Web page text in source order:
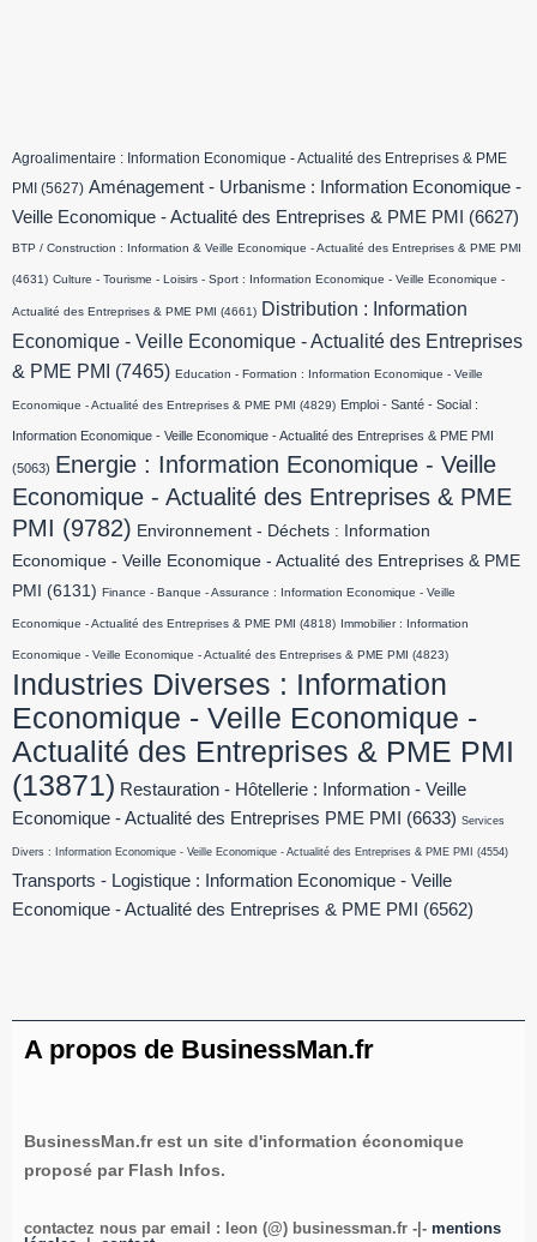
Agroalimentaire : Information Economique - Actualité des Entreprises & PME
PMI (5627) Aménagement - Urbanisme : Information Economique -
Veille Economique - Actualité des Entreprises & PME PMI
(6627)
BTP / Construction : Information & Veille Economique - Actualité des Entreprises & PME PMI
(4631) Culture - Tourisme - Loisirs - Sport : Information Economique - Veille Economique -
Actualité des Entreprises & PME PMI (4661) Distribution : Information
Economique - Veille Economique - Actualité des Entreprises
& PME PMI
(7465) Education - Formation : Information Economique - Veille
Economique - Actualité des Entreprises & PME PMI (4829) Emploi - Santé - Social :
Information Economique - Veille Economique - Actualité des Entreprises & PME PMI
(5063) Energie : Information Economique - Veille
Economique - Actualité des Entreprises & PME
PMI (9782) Environnement - Déchets : Information
Economique - Veille Economique - Actualité des Entreprises & PME
PMI
(6131) Finance - Banque - Assurance : Information Economique - Veille
Economique - Actualité des Entreprises & PME PMI (4818) Immobilier : Information
Economique - Veille Economique - Actualité des Entreprises & PME PMI (4823)
Industries Diverses : Information
Economique - Veille Economique -
Actualité des Entreprises & PME PMI
(13871) Restauration - Hôtellerie : Information - Veille
Economique - Actualité des Entreprises PME PMI
(6633) Services
Divers : Information Economique - Veille Economique - Actualité des Entreprises & PME PMI (4554)
Transports - Logistique : Information Economique - Veille
Economique - Actualité des Entreprises & PME PMI
(6562)
A propos de BusinessMan.fr
BusinessMan.fr est un site d'information économique
proposé par Flash Infos.
contactez nous par email : leon (@) businessman.fr -|- mentions